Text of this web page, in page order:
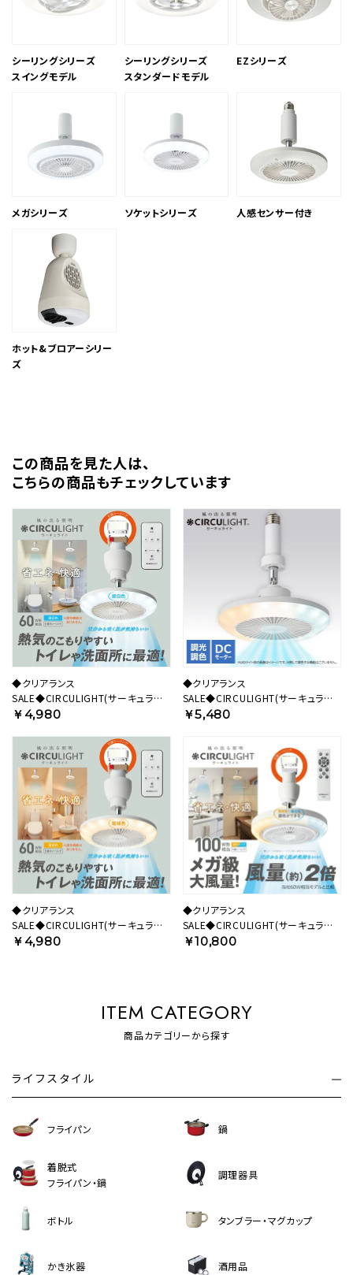
シーリングシリーズ
スイングモデル
シーリングシリーズ
スタンダードモデル
EZシリーズ
メガシリーズ ソケットシリーズ 人感センサー付き
ホット&ブロアーシリー
ズ
この商品を⾒た⼈は、
こちらの商品もチェックしています
◆クリアランス
SALE◆CIRCULIGHT(サーキュライ
ト) ソケットシリーズ 引掛けモデル 昼
￥4,980
◆クリアランス
SALE◆CIRCULIGHT(サーキュライ
ト) ソケットシリーズ E26モデル 調色
￥5,480
◆クリアランス
SALE◆CIRCULIGHT(サーキュライ
ト) ソケットシリーズ 引掛けモデル 電
￥4,980
◆クリアランス
SALE◆CIRCULIGHT(サーキュライ
ト) メガシリーズ 引掛けモデル
￥10,800
ITEM CATEGORY
商品カテゴリーから探す
ライフスタイル
フライパン 鍋
着脱式
フライパン・鍋
調理器具
ボトル タンブラー・マグカップ
かき氷器 酒用品